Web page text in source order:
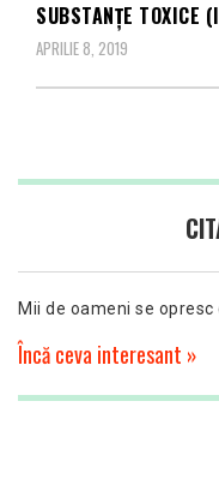
SUBSTANȚE TOXICE
APRILIE 8, 2019
Mii de oameni se
Încă ceva interesant »